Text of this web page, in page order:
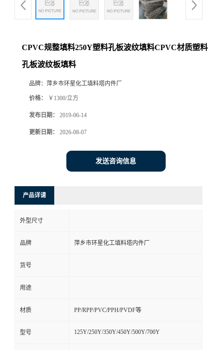
CPVC规整填料250Y塑料孔板波纹填料CPVC材质塑料
孔板波纹板填料
品牌： 萍乡市环星化工填料塔内件厂
价格： ￥1300/立方
发布日期： 2019-06-14
更新日期： 2026-08-07
发送咨询信息
产品详请
外型尺寸
品牌 萍乡市环星化工填料塔内件厂
货号
用途
材质 PP/RPP/PVC/PPH/PVDF等
型号 125Y/250Y/350Y/450Y/500Y/700Y